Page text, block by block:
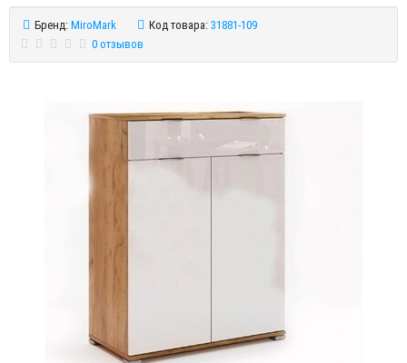
Бренд:MiroMark Код товара:31881-109
0 отзывов